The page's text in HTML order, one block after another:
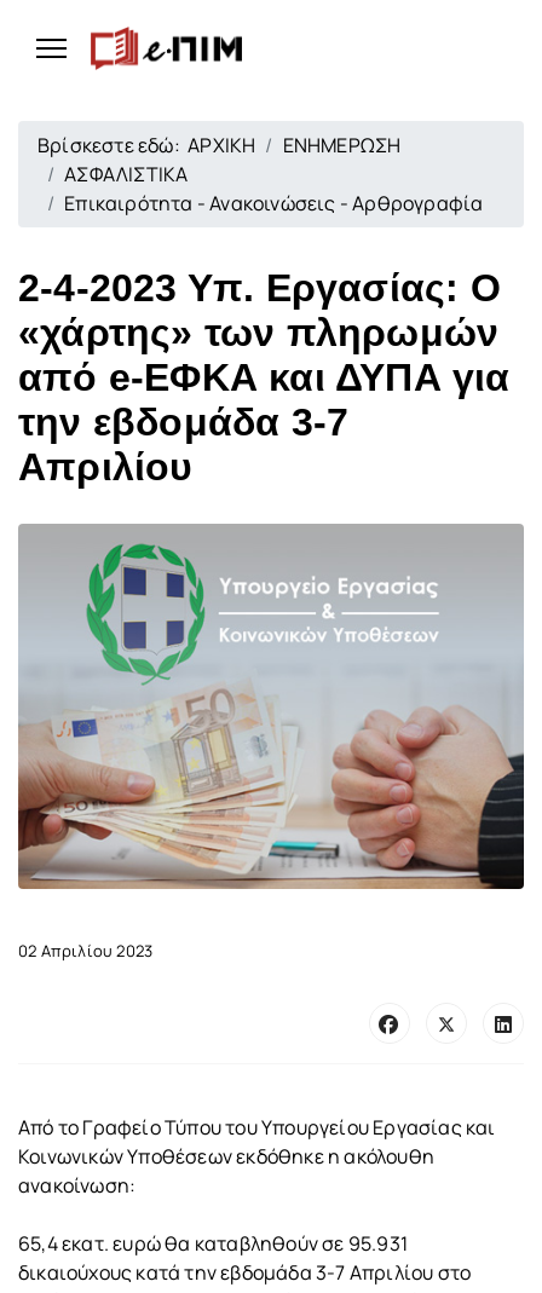
Βρίσκεστε εδώ:ΑΡΧΙΚΗ
ΕΝΗΜΕΡΩΣΗ
ΑΣΦΑΛΙΣΤΙΚΑ
Επικαιρότητα - Ανακοινώσεις - Αρθρογραφία
2-4-2023 Υπ. Εργασίας: Ο
«χάρτης» των πληρωμών
από e-ΕΦΚΑ και ΔΥΠΑ για
την εβδομάδα 3-7
Απριλίου
02 Απριλίου 2023
Από το Γραφείο Τύπου του Υπουργείου Εργασίας και
Κοινωνικών Υποθέσεων εκδόθηκε η ακόλουθη
ανακοίνωση:
65,4 εκατ. ευρώ θα καταβληθούν σε 95.931
δικαιούχους κατά την εβδομάδα 3-7 Απριλίου στο